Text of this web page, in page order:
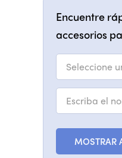
Encuentre
accesorios
MOSTRAR